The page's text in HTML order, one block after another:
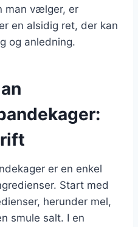
man vælger, er
en alsidig ret, der kan
og anledning.
er en enkel
Start med
herunder mel,
smule salt. I en